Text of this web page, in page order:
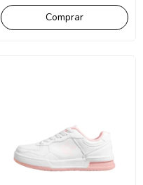
Comprar